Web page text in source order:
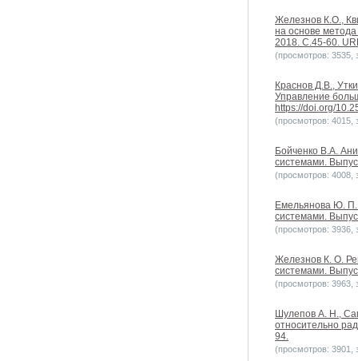
Железнов К.О.,
на основе
2018. С.45-60.
(просмотров: 3535,
Краснов Д.В.,
Управление
https://doi.org/
(просмотров: 4015,
Бойченко В.А.
системами.
(просмотров: 4008,
Емельянова Ю.
системами.
(просмотров: 3936,
Железнов К. О.
системами.
(просмотров: 3963,
Шулепов А. Н.,
относительно
94.
(просмотров: 3901,